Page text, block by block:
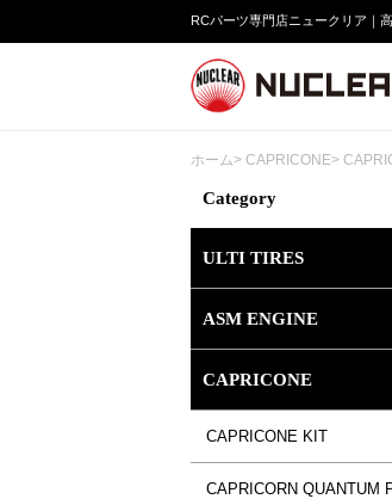
RCパーツ専門店ニュークリア｜
ホーム> CAPRICONE>
Category
ULTI TIRES
ASM ENGINE
CAPRICONE
CAPRICONE KIT
CAPRICORN QUANTUM